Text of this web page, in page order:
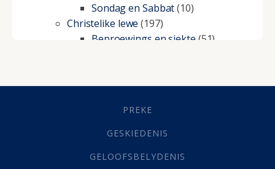
Sondag en Sabbat(10)
Christelike lewe (197)
Beproewings en siekte (51)
Geestelike Groei(10)
(21)
Grys Areas(4)
Lewensdoel(3)
PREKE
GESKIEDENIS
GELOOFSBELYDENIS